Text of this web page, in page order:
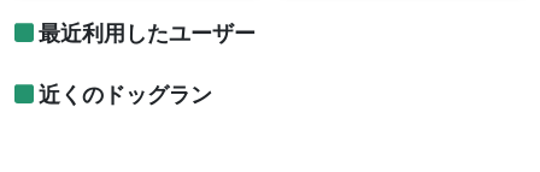
最近利用したユーザー
近くのドッグラン